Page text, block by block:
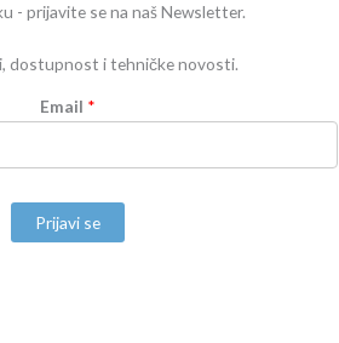
- prijavite se na naš Newsletter.
dostupnost i tehničke novosti.
Email *
Prijavi se